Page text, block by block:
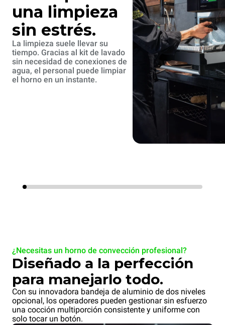
una limpieza
sin estrés.
La limpieza suele llevar su
tiempo. Gracias al kit de lavado
sin necesidad de conexiones de
agua, el personal puede limpiar
el horno en un instante.
¿Necesitas un horno de convección profesional?
Diseñado a la perfección
para manejarlo todo.
Con su innovadora bandeja de aluminio de dos niveles
opcional, los operadores pueden gestionar sin esfuerzo
una cocción multiporción consistente y uniforme con
solo tocar un botón.